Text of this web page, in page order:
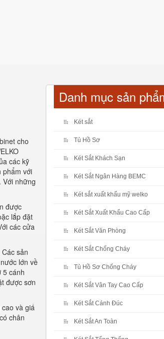
cho
các kỹ
phẩm với
Với những
được
lắp đặt
các cửa
sản
lớn về
5 cánh
được sơn
và giá
chân
Danh mục sản
Két sắt
Tủ Hồ Sơ
Két Sắt Khách Sạn
Két Sắt Ngân Hàng BEMC
Két sắt xuất khẩu mỹ welko
Két Sắt Xuất Khẩu Cao Cấp
Két Sắt Văn Phòng
Két Sắt Chống Cháy
Tủ Hồ Sơ Chống Cháy
Két Sắt Vân Tay Cao Cấp
Két Sắt Cánh Đúc
Két Sắt An Toàn